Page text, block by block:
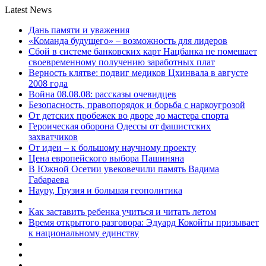
Latest News
Дань памяти и уважения
«Команда будущего» – возможность для лидеров
Сбой в системе банковских карт Нацбанка не помешает
своевременному получению заработных плат
Верность клятве: подвиг медиков Цхинвала в августе
2008 года
Война 08.08.08: рассказы очевидцев
Безопасность, правопорядок и борьба с наркоугрозой
От детских пробежек во дворе до мастера спорта
Героическая оборона Одессы от фашистских
захватчиков
От идеи – к большому научному проекту
Цена европейского выбора Пашиняна
В Южной Осетии увековечили память Вадима
Габараева
Науру, Грузия и большая геополитика
Как заставить ребенка учиться и читать летом
Время открытого разговора: Эдуард Кокойты призывает
к национальному единству